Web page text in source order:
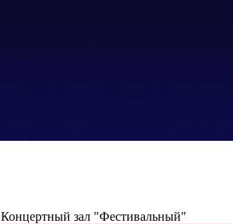
Концертный зал "Фестивальный"